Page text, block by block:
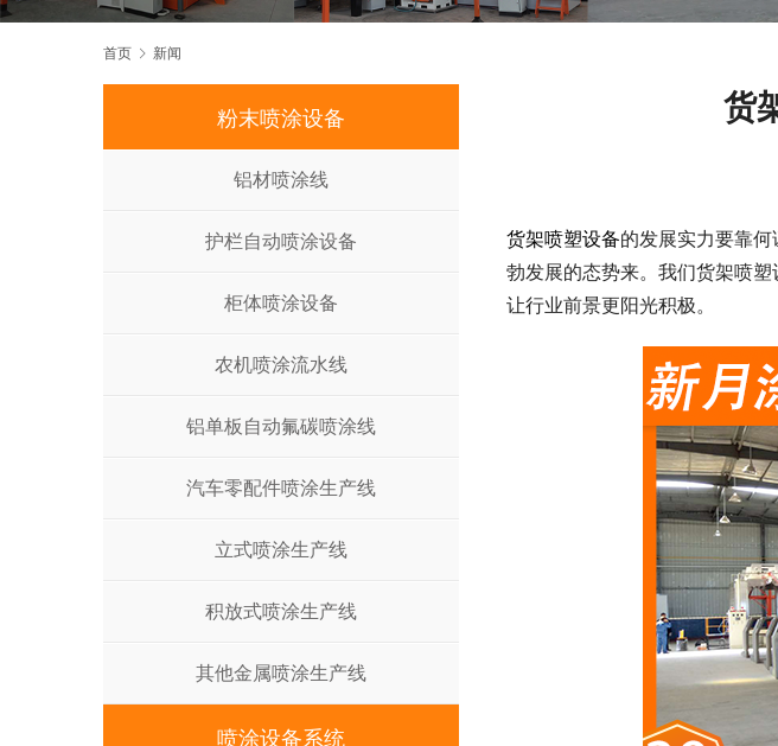
首页 新闻
货
货架喷塑设备的发展实力要靠
勃发展的态势来。我们货架喷
让行业前景更阳光积极。
粉末喷涂设备
铝材喷涂线
护栏自动喷涂设备
柜体喷涂设备
农机喷涂流水线
铝单板自动氟碳喷涂线
汽车零配件喷涂生产线
立式喷涂生产线
积放式喷涂生产线
其他金属喷涂生产线
喷涂设备系统